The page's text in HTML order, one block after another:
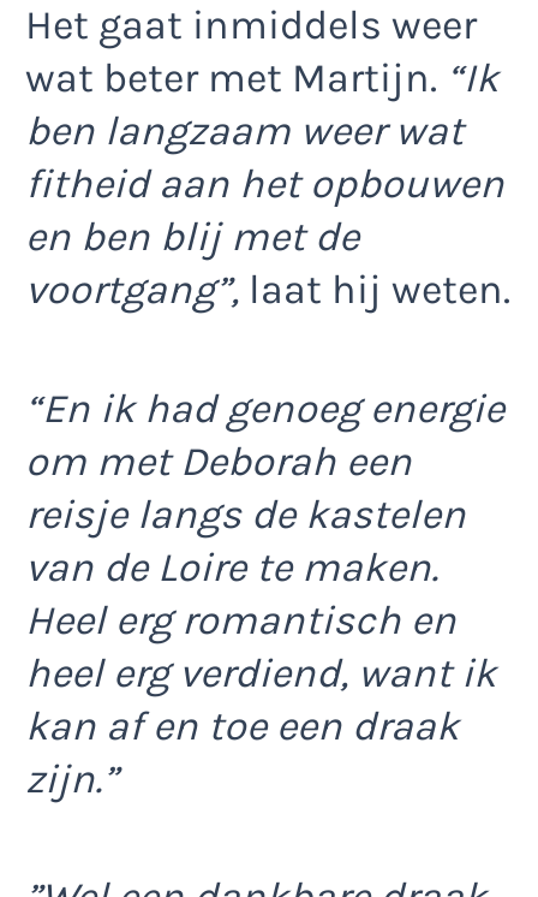
Het gaat inmiddels weer
wat beter met Martijn. “Ik
ben langzaam weer wat
fitheid aan het opbouwen
en ben blij met de
voortgang”, laat hij weten.
“En ik had genoeg energie
om met Deborah een
reisje langs de kastelen
van de Loire te maken.
Heel erg romantisch en
heel erg verdiend, want ik
kan af en toe een draak
zijn.”